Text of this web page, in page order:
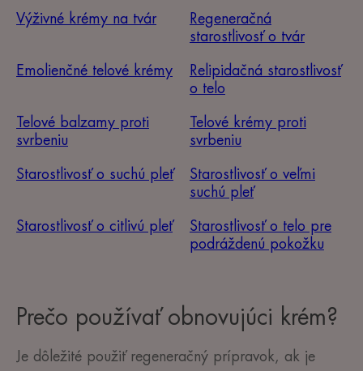
Výživné krémy na tvár
Regeneračná
starostlivosť o tvár
Emolienčné telové krémy
Relipidačná starostlivosť
o telo
Telové balzamy proti
svrbeniu
Telové krémy proti
svrbeniu
Starostlivosť o suchú pleť
Starostlivosť o veľmi
suchú pleť
Starostlivosť o citlivú pleť
Starostlivosť o telo pre
podráždenú pokožku
Prečo používať obnovujúci krém?
Je dôležité použiť regeneračný prípravok, ak je